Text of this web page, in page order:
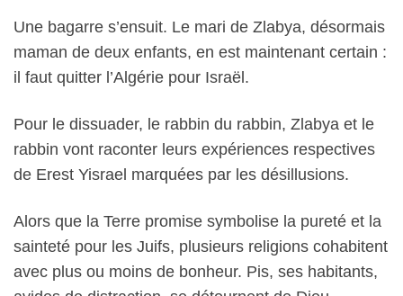
Une bagarre s’ensuit. Le mari de Zlabya, désormais
maman de deux enfants, en est maintenant certain :
il faut quitter l’Algérie pour Israël.
Pour le dissuader, le rabbin du rabbin, Zlabya et le
rabbin vont raconter leurs expériences respectives
de Erest Yisrael marquées par les désillusions.
Alors que la Terre promise symbolise la pureté et la
sainteté pour les Juifs, plusieurs religions cohabitent
avec plus ou moins de bonheur. Pis, ses habitants,